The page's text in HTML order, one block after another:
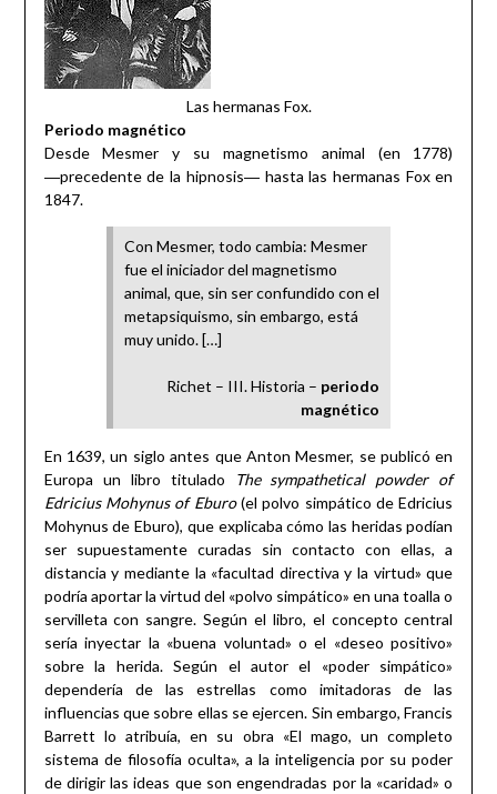
Las hermanas Fox.
Periodo magnético
Desde Mesmer y su magnetismo animal (en 1778)
―precedente de la hipnosis― hasta las hermanas Fox en
1847.
Con Mesmer, todo cambia: Mesmer
fue el iniciador del magnetismo
animal, que, sin ser confundido con el
metapsiquismo, sin embargo, está
muy unido. […]
Richet – III. Historia – periodo
magnético
En 1639, un siglo antes que Anton Mesmer, se publicó en
Europa un libro titulado
The sympathetical powder of
Edricius Mohynus of Eburo(el polvo simpático de Edricius
Mohynus de Eburo), que explicaba cómo las heridas podían
ser supuestamente curadas sin contacto con ellas, a
distancia y mediante la «facultad directiva y la virtud» que
podría aportar la virtud del «polvo simpático» en una toalla o
servilleta con sangre. Según el libro, el concepto central
sería inyectar la «buena voluntad» o el «deseo positivo»
sobre la herida. Según el autor el «poder simpático»
dependería de las estrellas como imitadoras de las
influencias que sobre ellas se ejercen. Sin embargo, Francis
Barrett lo atribuía, en su obra «El mago, un completo
sistema de filosofía oculta», a la inteligencia por su poder
de dirigir las ideas que son engendradas por la «caridad» o